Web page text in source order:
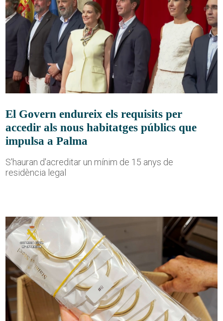
El Govern endureix els requisits per
accedir als nous habitatges públics que
impulsa a Palma
S'hauran d'acreditar un mínim de 15 anys de
residència legal